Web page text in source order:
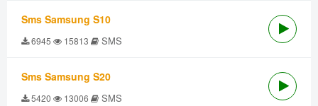
Sms Samsung S10
6945 15813 SMS
Sms Samsung S20
5420 13006 SMS